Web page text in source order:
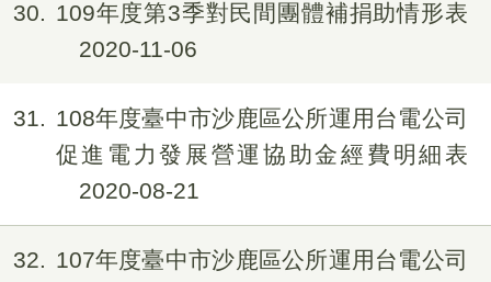
30
109年度第3季對民間團體補捐助情形表
2020-11-06
31
108年度臺中市沙鹿區公所運用台電公司
促進電力發展營運協助金經費明細表
2020-08-21
32
107年度臺中市沙鹿區公所運用台電公司